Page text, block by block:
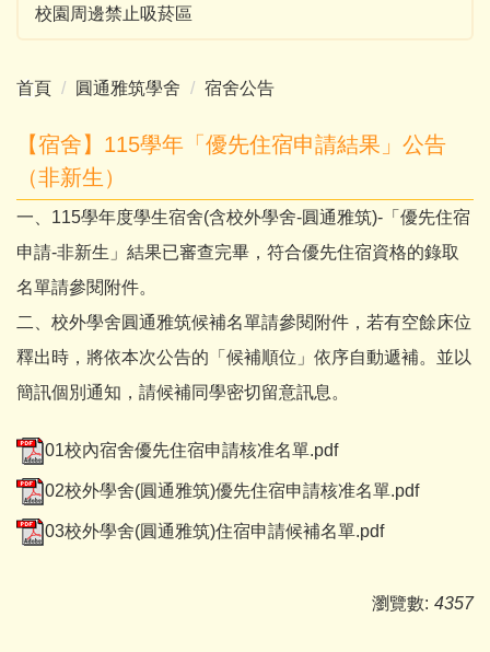
校園周邊禁止吸菸區
首頁 圓通雅筑學舍 宿舍公告
【宿舍】115學年「優先住宿申請結果」公告
（非新生）
一、115學年度學生宿舍(含校外學舍-圓通雅筑)-「優先住宿
申請-非新生」結果已審查完畢，符合優先住宿資格的錄取
名單請參閱附件。
二、校外學舍圓通雅筑候補名單請參閱附件，若有空餘床位
釋出時，將依本次公告的「候補順位」依序自動遞補。並以
簡訊個別通知，請候補同學密切留意訊息。
01校內宿舍優先住宿申請核准名單.pdf
02校外學舍(圓通雅筑)優先住宿申請核准名單.pdf
03校外學舍(圓通雅筑)住宿申請候補名單.pdf
瀏覽數: 4357